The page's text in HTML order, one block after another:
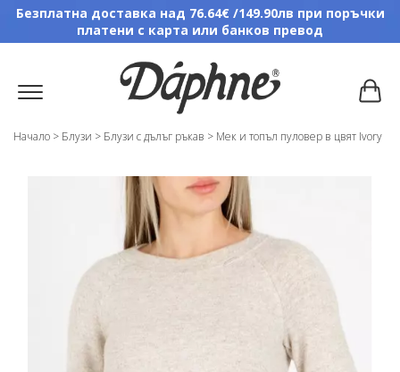
Безплатна доставка над 76.64€ /149.90лв при поръчки
платени с карта или банков превод
Начало > Блузи > Блузи с дълъг ръкав > Мек и топъл пуловер в цвят Ivory